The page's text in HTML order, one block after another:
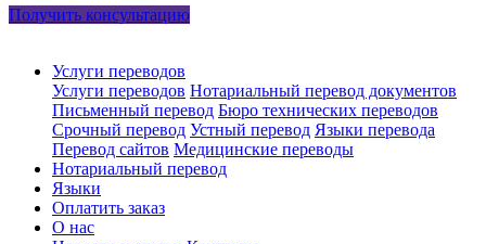
Получить консультацию
Услуги переводов
Услуги переводов Нотариальный перевод документов
Письменный перевод Бюро технических переводов
Срочный перевод Устный перевод Языки перевода
Перевод сайтов Медицинские переводы
Нотариальный перевод
Языки
Оплатить заказ
О нас